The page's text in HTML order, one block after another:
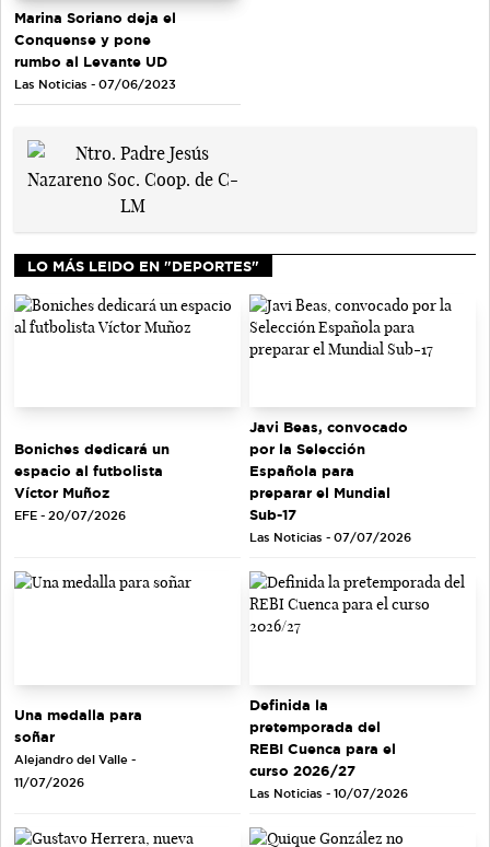
Marina Soriano deja el
Conquense y pone
rumbo al Levante UD
Las Noticias - 07/06/2023
LO MÁS LEIDO EN "DEPORTES"
Boniches dedicará un
espacio al futbolista
Víctor Muñoz
EFE - 20/07/2026
Javi Beas, convocado
por la Selección
Española para
preparar el Mundial
Sub-17
Las Noticias - 07/07/2026
Una medalla para
soñar
Alejandro del Valle -
11/07/2026
Definida la
pretemporada del
REBI Cuenca para el
curso 2026/27
Las Noticias - 10/07/2026